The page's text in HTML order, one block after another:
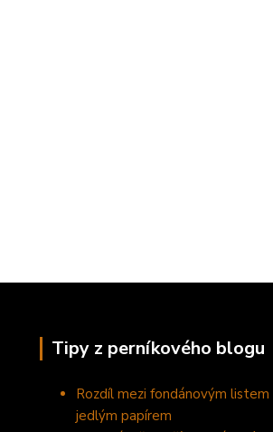
Tipy z perníkového blogu
Rozdíl mezi fondánovým listem
jedlým papírem